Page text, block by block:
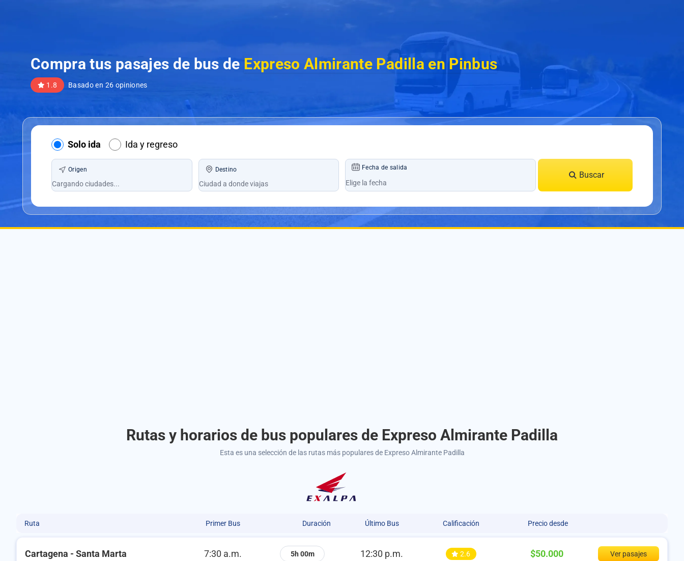
Compra tus pasajes de bus de Expreso Almirante Padilla en Pinbus
1.8 Basado en 26 opiniones
Solo ida Ida y regreso
Origen Destino Fecha de salida
Buscar
Rutas y horarios de bus populares de Expreso Almirante Padilla
Esta es una selección de las rutas más populares de Expreso Almirante Padilla
Ruta Primer Bus Duración Último Bus Calificación Precio desde
Cartagena - Santa Marta 7:30 a.m. 5h 00m 12:30 p.m. 2.6 $50.000
Ver pasajes